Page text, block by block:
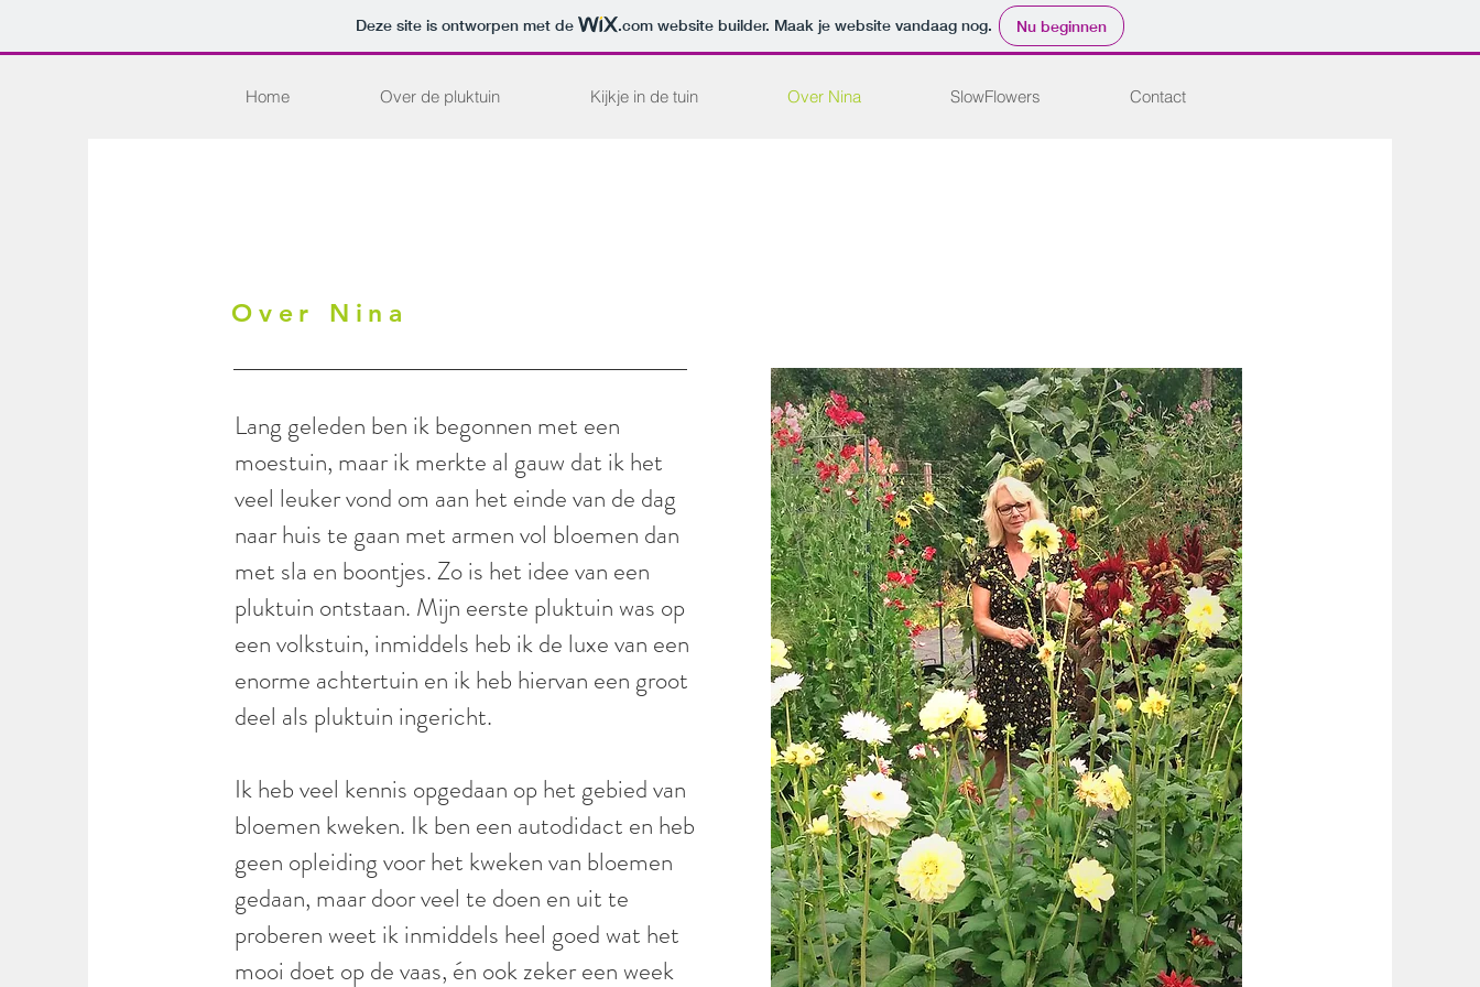
Deze site is ontworpen met de .com website builder. Maak je website vandaag nog. Nu beginnen
Home Over de pluktuin Kijkje in de tuin Over Nina SlowFlowers Contact
Over Nina
Lang geleden ben ik begonnen met een
moestuin, maar ik merkte al gauw dat ik het
veel leuker vond om aan het einde van de dag
naar huis te gaan met armen vol bloemen dan
met sla en boontjes. Zo is het idee van een
pluktuin ontstaan. Mijn eerste pluktuin was op
een volkstuin, inmiddels heb ik de luxe van een
enorme achtertuin en ik heb hiervan een groot
deel als pluktuin ingericht.
Ik heb veel kennis opgedaan op het gebied van
bloemen kweken. Ik ben een autodidact en heb
geen opleiding voor het kweken van bloemen
gedaan, maar door veel te doen en uit te
proberen weet ik inmiddels heel goed wat het
mooi doet op de vaas, én ook zeker een week